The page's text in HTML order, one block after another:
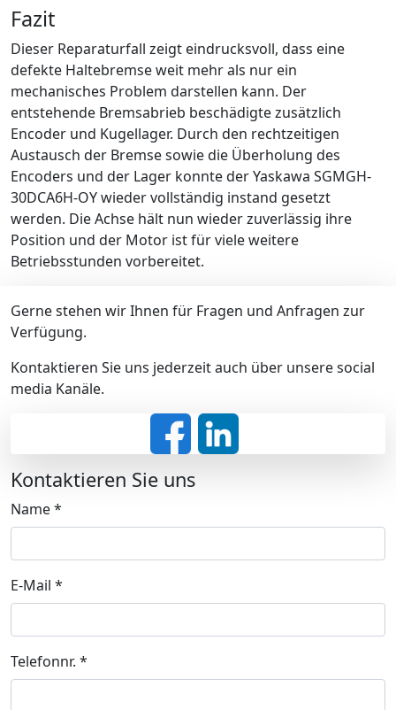
Fazit
Dieser Reparaturfall zeigt eindrucksvoll, dass eine
defekte Haltebremse weit mehr als nur ein
mechanisches Problem darstellen kann. Der
entstehende Bremsabrieb beschädigte zusätzlich
Encoder und Kugellager. Durch den rechtzeitigen
Austausch der Bremse sowie die Überholung des
Encoders und der Lager konnte der Yaskawa SGMGH-
30DCA6H-OY wieder vollständig instand gesetzt
werden. Die Achse hält nun wieder zuverlässig ihre
Position und der Motor ist für viele weitere
Betriebsstunden vorbereitet.
Gerne stehen wir Ihnen für Fragen und Anfragen zur
Verfügung.
Kontaktieren Sie uns jederzeit auch über unsere social
media Kanäle.
Kontaktieren Sie uns
Name*
E-Mail *
Telefonnr. *